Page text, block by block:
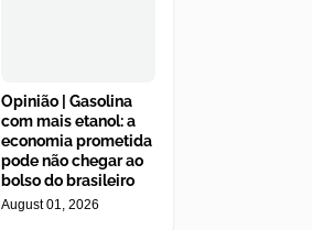
Opinião | Gasolina
com mais etanol: a
economia prometida
pode não chegar ao
bolso do brasileiro
August 01, 2026